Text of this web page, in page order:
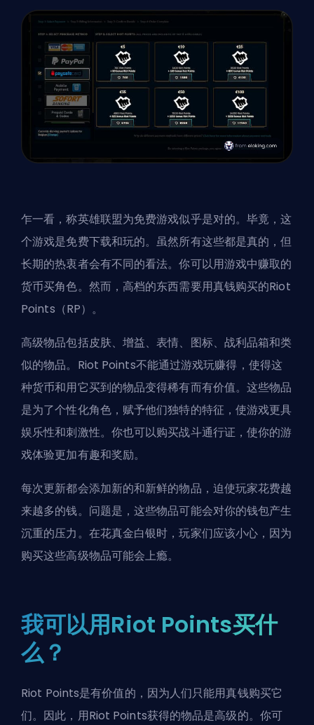
乍一看，称英雄联盟为免费游戏似乎是对的。毕竟，这
个游戏是免费下载和玩的。虽然所有这些都是真的，但
长期的热衷者会有不同的看法。你可以用游戏中赚取的
货币买角色。然而，高档的东西需要用真钱购买的Riot
Points（RP）。
高级物品包括皮肤、增益、表情、图标、战利品箱和类
似的物品。Riot Points不能通过游戏玩赚得，使得这
种货币和用它买到的物品变得稀有而有价值。这些物品
是为了个性化角色，赋予他们独特的特征，使游戏更具
娱乐性和刺激性。你也可以购买战斗通行证，使你的游
戏体验更加有趣和奖励。
每次更新都会添加新的和新鲜的物品，迫使玩家花费越
来越多的钱。问题是，这些物品可能会对你的钱包产生
沉重的压力。在花真金白银时，玩家们应该小心，因为
购买这些高级物品可能会上瘾。
我可以用Riot Points买什
么？
Riot Points是有价值的，因为人们只能用真钱购买它
们。因此，用Riot Points获得的物品是高级的。你可